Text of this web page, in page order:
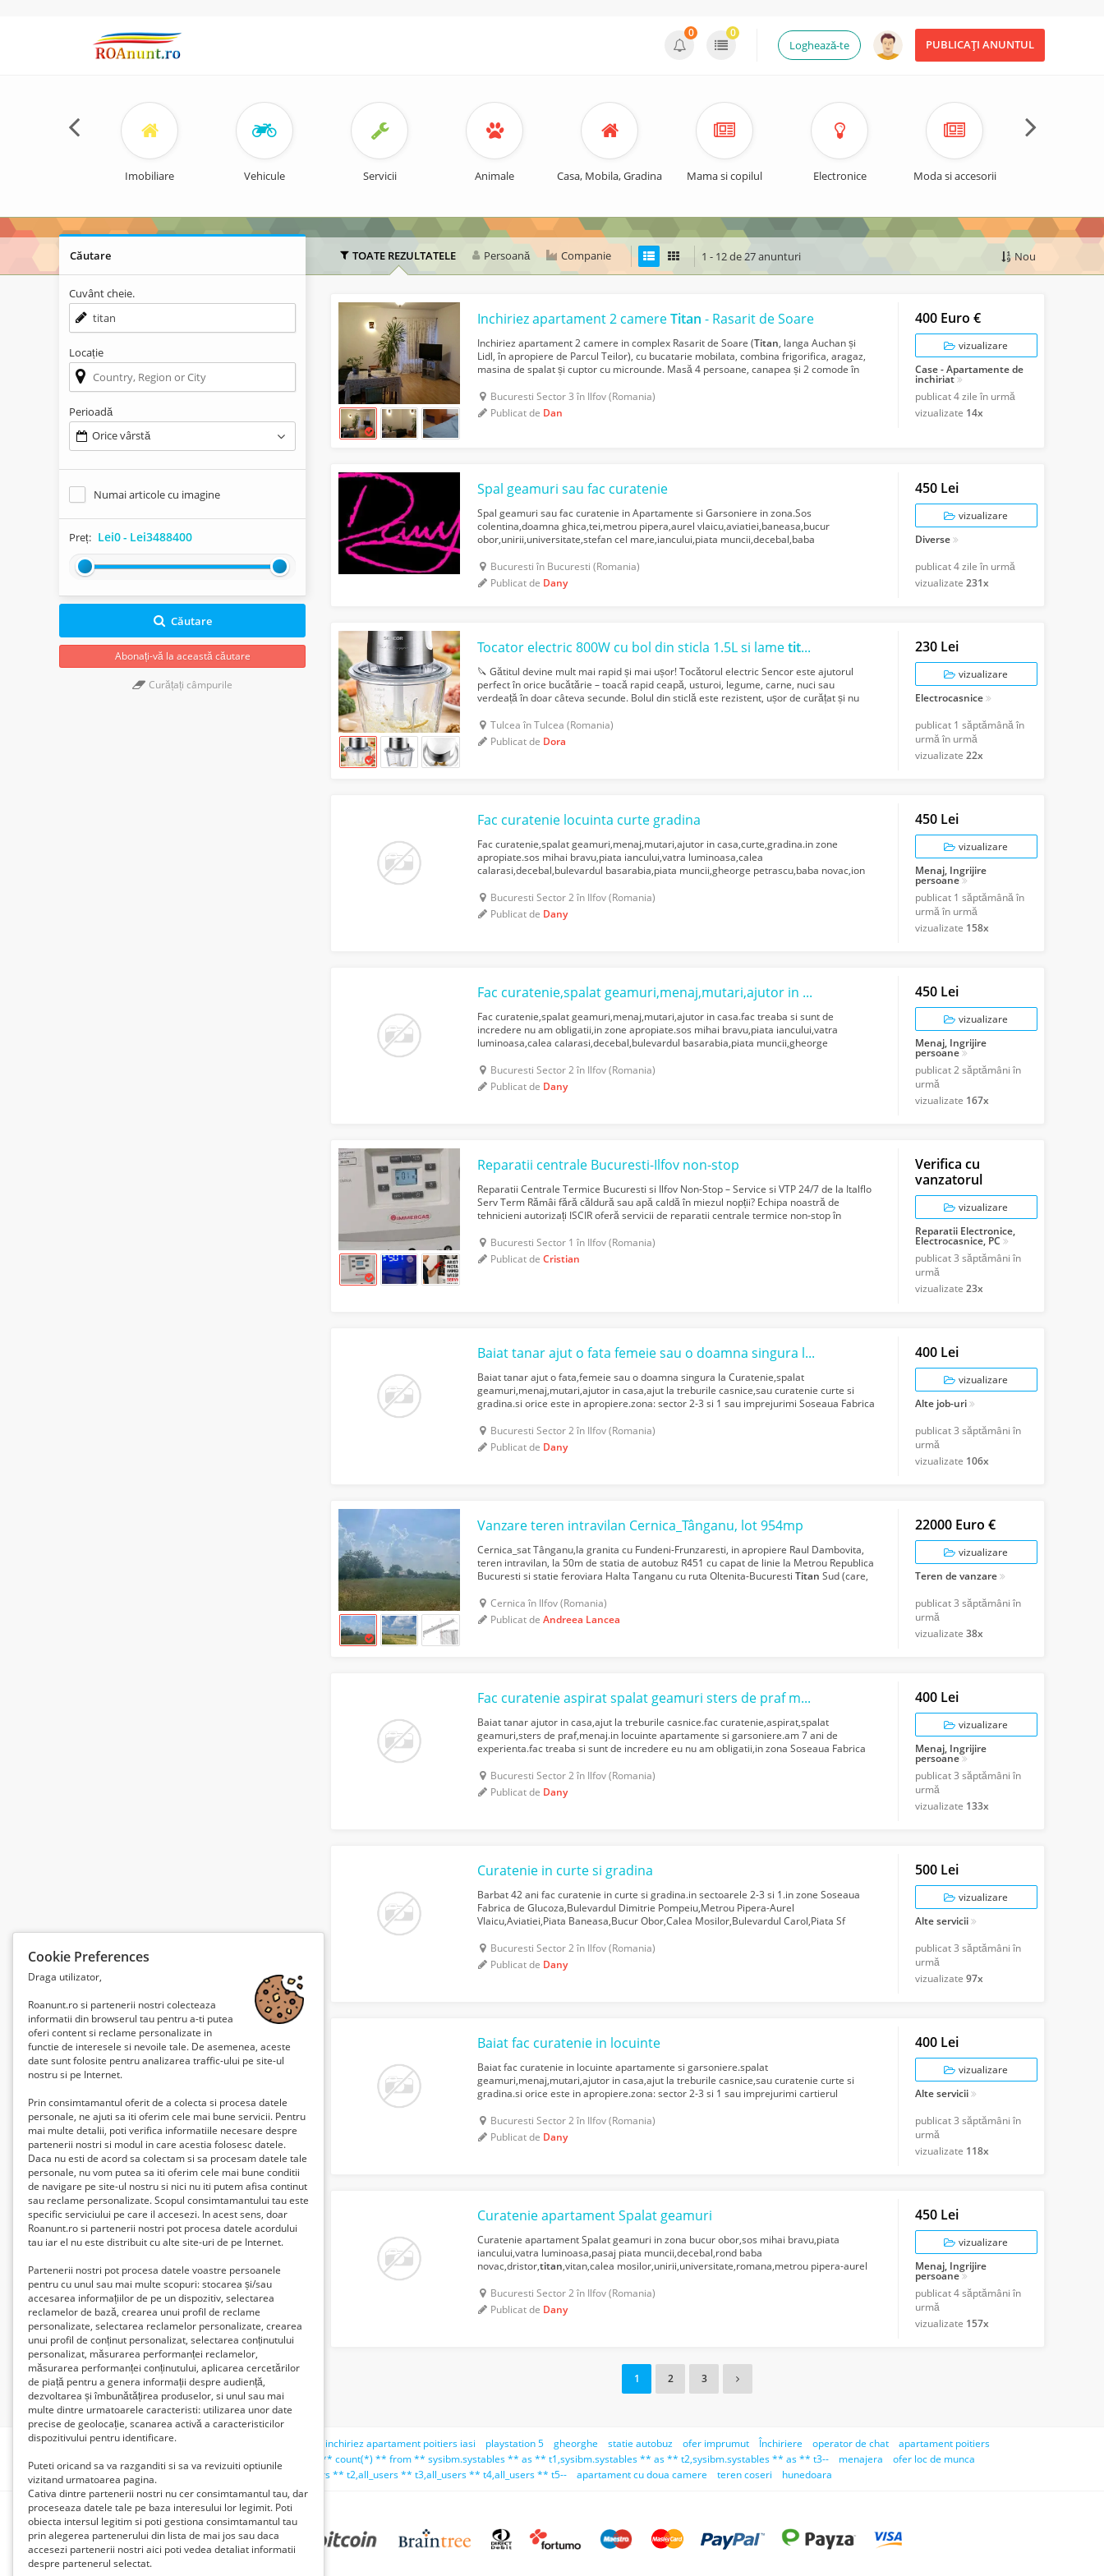
PUBLICAȚI ANUNTUL
Loghează-te
0 0
Imobiliare Vehicule Servicii Animale Casa, Mobila, Gradina Mama si copilul Electronice Moda si accesorii
TOATE REZULTATELE Persoană Companie 1 - 12 de 27 anunturi Nou
Inchiriez apartament 2 camereTitan - Rasarit de Soare
Inchiriez apartament 2 camere in complex Rasarit de Soare (Titan, langa Auchan și
Lidl, în apropiere de Parcul Teilor), cu bucatarie mobilata, combina frigorifica, aragaz,
masina de spalat și cuptor cu microunde. Masă 4 persoane, canapea și 2 comode în
Bucuresti Sector 3 în Ilfov (Romania)
Publicat de Dan
400 Euro €
vizualizare
Case - Apartamente de
inchiriat
publicat4 zile în urmă
vizualizate 14x
Spal geamuri sau fac curatenie
Spal geamuri sau fac curatenie in Apartamente si Garsoniere in zona.Sos
colentina,doamna ghica,tei,metrou pipera,aurel vlaicu,aviatiei,baneasa,bucur
obor,unirii,universitate,stefan cel mare,iancului,piata muncii,decebal,baba
Bucuresti în Bucuresti (Romania)
Publicat de Dany
450 Lei
vizualizare
Diverse
publicat4 zile în urmă
vizualizate 231x
Tocator electric 800W cu bol din sticla 1.5L si lametitan
🔪 Gătitul devine mult mai rapid și mai ușor! Tocătorul electric Sencor este ajutorul
perfect în orice bucătărie – toacă rapid ceapă, usturoi, legume, carne, nuci sau
verdeață în doar câteva secunde. Bolul din sticlă este rezistent, ușor de curățat și nu
Tulcea în Tulcea (Romania)
Publicat de Dora
230 Lei
vizualizare
Electrocasnice
publicat 1 săptămână în
urmă în urmă
vizualizate 22x
Fac curatenie locuinta curte gradina
Fac curatenie,spalat geamuri,menaj,mutari,ajutor in casa,curte,gradina.in zone
apropiate.sos mihai bravu,piata iancului,vatra luminoasa,calea
calarasi,decebal,bulevardul basarabia,piata muncii,gheorge petrascu,baba novac,ion
Bucuresti Sector 2 în Ilfov (Romania)
Publicat de Dany
450 Lei
vizualizare
Menaj, Ingrijire
persoane
publicat 1 săptămână în
urmă în urmă
vizualizate 158x
Fac curatenie,spalat geamuri,menaj,mutari,ajutor in casa.
Fac curatenie,spalat geamuri,menaj,mutari,ajutor in casa.fac treaba si sunt de
incredere nu am obligatii,in zone apropiate.sos mihai bravu,piata iancului,vatra
luminoasa,calea calarasi,decebal,bulevardul basarabia,piata muncii,gheorge
Bucuresti Sector 2 în Ilfov (Romania)
Publicat de Dany
450 Lei
vizualizare
Menaj, Ingrijire
persoane
publicat2 săptămâni în
urmă
vizualizate 167x
Reparatii centrale Bucuresti-Ilfov non-stop
Reparatii Centrale Termice Bucuresti si Ilfov Non-Stop – Service si VTP 24/7 de la Italflo
Serv Term Rămâi fără căldură sau apă caldă în miezul nopții? Echipa noastră de
tehnicieni autorizați ISCIR oferă servicii de reparatii centrale termice non-stop în
Bucuresti Sector 1 în Ilfov (Romania)
Publicat deCristian
Verifica cu
vanzatorul
vizualizare
Reparatii Electronice,
Electrocasnice, PC
publicat3 săptămâni în
urmă
vizualizate 23x
Baiat tanar ajut o fata femeie sau o doamna singura la Curatenie
Baiat tanar ajut o fata,femeie sau o doamna singura la Curatenie,spalat
geamuri,menaj,mutari,ajutor in casa,ajut la treburile casnice,sau curatenie curte si
gradina.si orice este in apropiere.zona: sector 2-3 si 1 sau imprejurimi Soseaua Fabrica
Bucuresti Sector 2 în Ilfov (Romania)
Publicat de Dany
400 Lei
vizualizare
Alte job-uri
publicat3 săptămâni în
urmă
vizualizate 106x
Vanzare teren intravilan Cernica_Tânganu, lot 954mp
Cernica_sat Tânganu,la granita cu Fundeni-Frunzaresti, in apropiere Raul Dambovita,
teren intravilan, la 50m de statia de autobuz R451 cu capat de linie la Metrou Republica
Bucuresti si statie feroviara Halta Tanganu cu ruta Oltenita-BucurestiTitan Sud (care,
Cernica în Ilfov (Romania)
Publicat deAndreea Lancea
22000 Euro €
vizualizare
Teren de vanzare
publicat3 săptămâni în
urmă
vizualizate 38x
Fac curatenie aspirat spalat geamuri sters de praf menaj
Baiat tanar ajutor in casa,ajut la treburile casnice.fac curatenie,aspirat,spalat
geamuri,sters de praf,menaj.in locuinte apartamente si garsoniere.am 7 ani de
experienta.fac treaba si sunt de incredere eu nu am obligatii,in zona Soseaua Fabrica
Bucuresti Sector 2 în Ilfov (Romania)
Publicat de Dany
400 Lei
vizualizare
Menaj, Ingrijire
persoane
publicat3 săptămâni în
urmă
vizualizate 133x
Curatenie in curte si gradina
Barbat 42 ani fac curatenie in curte si gradina.in sectoarele 2-3 si 1.in zone Soseaua
Fabrica de Glucoza,Bulevardul Dimitrie Pompeiu,Metrou Pipera-Aurel
Vlaicu,Aviatiei,Piata Baneasa,Bucur Obor,Calea Mosilor,Bulevardul Carol,Piata Sf
Bucuresti Sector 2 în Ilfov (Romania)
Publicat de Dany
500 Lei
vizualizare
Alte servicii
publicat3 săptămâni în
urmă
vizualizate 97x
Baiat fac curatenie in locuinte
Baiat fac curatenie in locuinte apartamente si garsoniere.spalat
geamuri,menaj,mutari,ajutor in casa,ajut la treburile casnice,sau curatenie curte si
gradina.si orice este in apropiere.zona: sector 2-3 si 1 sau imprejurimi cartierul
Bucuresti Sector 2 în Ilfov (Romania)
Publicat de Dany
400 Lei
vizualizare
Alte servicii
publicat3 săptămâni în
urmă
vizualizate 118x
Curatenie apartament Spalat geamuri
Curatenie apartament Spalat geamuri in zona bucur obor,sos mihai bravu,piata
iancului,vatra luminoasa,pasaj piata muncii,decebal,rond baba
novac,dristor,titan,vitan,calea mosilor,unirii,universitate,romana,metrou pipera-aurel
Bucuresti Sector 2 în Ilfov (Romania)
Publicat de Dany
450 Lei
vizualizare
Menaj, Ingrijire
persoane
publicat4 săptămâni în
urmă
vizualizate 157x
1 2 3
Căutare
Cuvânt cheie.
Locație
Perioadă
Orice vârstă
Numai articole cu imagine
Preț: Lei0- Lei3488400
Căutare
Abonați-vă la această căutare
Curățați câmpurile
Cookie Preferences
Draga utilizator,
Roanunt.ro si partenerii nostri colecteaza
informatii din browserul tau pentru a-ti putea
oferi content si reclame personalizate in
functie de interesele si nevoile tale. De asemenea, aceste
date sunt folosite pentru analizarea traffic-ului pe site-ul
nostru si pe Internet.
Prin consimtamantul oferit de a colecta si procesa datele
personale, ne ajuti sa iti oferim cele mai bune servicii. Pentru
mai multe detalii, poti verifica informatiile necesare despre
partenerii nostri si modul in care acestia folosesc datele.
Daca nu esti de acord sa colectam si sa procesam datele tale
personale, nu vom putea sa iti oferim cele mai bune conditii
de navigare pe site-ul nostru si nici nu iti putem afisa continut
sau reclame personalizate. Scopul consimtamantului tau este
specific serviciului pe care il accesezi. In acest sens, doar
Roanunt.ro si partenerii nostri pot procesa datele acordului
tau iar el nu este distribuit cu alte site-uri de pe Internet.
Partenerii nostri pot procesa datele voastre persoanele
pentru cu unul sau mai multe scopuri: stocarea și/sau
accesarea informațiilor de pe un dispozitiv, selectarea
reclamelor de bază, crearea unui profil de reclame
personalizate, selectarea reclamelor personalizate, crearea
unui profil de conținut personalizat, selectarea conținutului
personalizat, măsurarea performanței reclamelor,
măsurarea performanței conținutului, aplicarea cercetărilor
de piață pentru a genera informații despre audiență,
dezvoltarea și îmbunătățirea produselor, si unul sau mai
multe dintre urmatoarele caracteristi: utilizarea unor date
precise de geolocație, scanarea activă a caracteristicilor
dispozitivului pentru identificare.
Puteti oricand sa va razganditi si sa va revizuiti optiunile
vizitand urmatoarea pagina.
Cativa dintre partenerii nostri nu cer consimtamantul tau, dar
proceseaza datele tale pe baza interesului lor legimit. Poti
obiecta intersul legitim si poti gestiona consimtamantul tau
prin alegerea partenerului din lista de mai jos sau daca
accesezi partenerii nostri aici poti vedea detaliat informatii
despre partenerul selectat.
Căutări recente: titan inchiriez apartament poitiers iasi playstation 5 gheorghe statie autobuz ofer imprumut Închiriere operator de chat
apartament poitiers
albastru
scaun auto cabina tractor fiat teno%';select ** count(*) ** from ** sysibm.systables ** as ** t1,sysibm.systables ** as ** t2,sysibm.systables ** as ** t3-- menajera
ofer loc de munca
teno);select ** count(*) ** from ** all_users ** t1,all_users ** t2,all_users ** t3,all_users ** t4,all_users ** t5--
apartament cu doua camere teren coseri hunedoara
PARTENERII NOȘTRI